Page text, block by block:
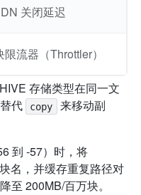
关闭延迟
流器（Throttler）
存储类型在同一文
替代 copy
来移动副
到 -57）时，将
名，并缓存重复路径对
至 200MB/百万块。